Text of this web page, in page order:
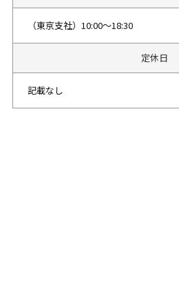
（東京支社）10:00～18:30
定休日
記載なし